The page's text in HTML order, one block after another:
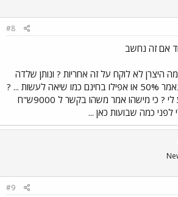
#8
אם זה נחשב
לא לוקח על זה אחריות ? ונותן שלדה
או ב מחיר מסובסד נאמר 50% או אפילו בחינם כמו שיאה לעשות ... ?
או שזה קיים ולא ידוע לי ? כי מישהו אמר משהו בקשר ל 9000ש"ח
לפני כמה שבועות כאן ...
#9